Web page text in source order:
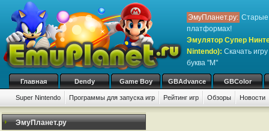
ЭмуПланет.ру: Старые
платформах!
Эмулятор Супер
Nintendo): Скачать игру
буква "M"
Главная Dendy Game Boy GBAdvance GBColor
Super Nintendo Программы для запуска игр Рейтинг игр Обзоры Новости
Игры: # A B C D E F G H I
ЭмуПланет.ру